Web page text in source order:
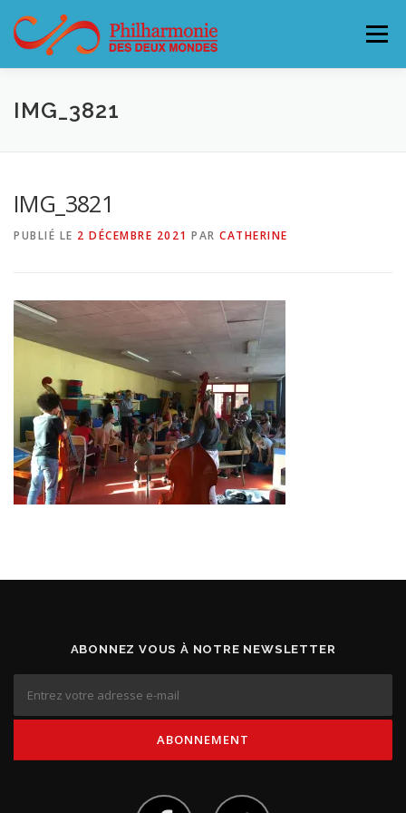
contenu
Menu
L’ORCHESTRE
SOUTENEZ LA PHILHARMONIE CONTACT
IMG_3821
IMG_3821
PUBLIÉ LE 2 DÉCEMBRE 2021 PAR CATHERINE
ABONNEZ VOUS À NOTRE NEWSLETTER